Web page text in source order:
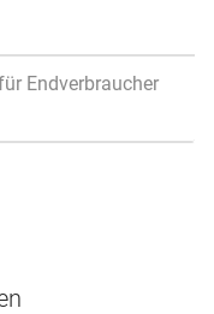
Endverbraucher